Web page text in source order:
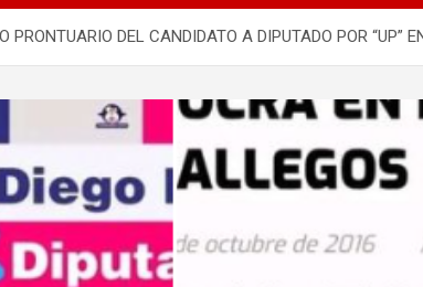
PRONTUARIO DEL CANDIDATO A DIPUTADO POR “UP”